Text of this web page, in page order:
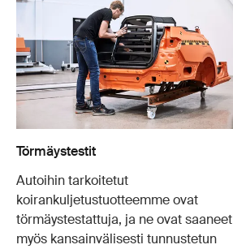
Törmäystestit
Autoihin tarkoitetut
koirankuljetustuotteemme ovat
törmäystestattuja, ja ne ovat saaneet
myös kansainvälisesti tunnustetun